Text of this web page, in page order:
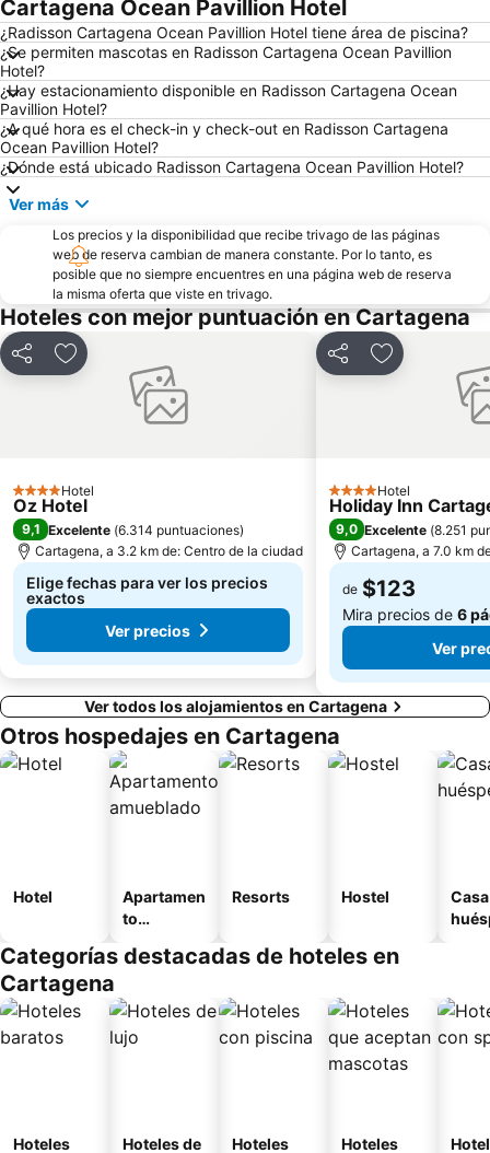
Cartagena Ocean Pavillion Hotel
¿Radisson Cartagena Ocean Pavillion Hotel tiene área de piscina?
¿Se permiten mascotas en Radisson Cartagena Ocean Pavillion
Hotel?
¿Hay estacionamiento disponible en Radisson Cartagena Ocean
Pavillion Hotel?
¿A qué hora es el check-in y check-out en Radisson Cartagena
Ocean Pavillion Hotel?
¿Dónde está ubicado Radisson Cartagena Ocean Pavillion Hotel?
Ver más
Los precios y la disponibilidad que recibe trivago de las páginas
web de reserva cambian de manera constante. Por lo tanto, es
posible que no siempre encuentres en una página web de reserva
la misma oferta que viste en trivago.
Hoteles con mejor puntuación en Cartagena
CompartirAgregar a favoritos
4 Estrellas
Hotel
Oz Hotel
9,1 Excelente (6.314 puntuaciones)
Cartagena, a 3.2 km de: Centro de la ciudad
Elige fechas para ver los precios
exactos
Ver precios
CompartirAgregar a
4 Estrellas
Hotel
Holiday Inn
9,0 Excelente (8.251
Cartagena, a 7.0 km
de $123
Mira precios de 6
Ver
Ver todos los alojamientos en Cartagena
Otros hospedajes en Cartagena
Hotel
Apartamen
to
o
Resorts Hostel
Categorías destacadas de hoteles en
Cartagena
Hoteles
Hoteles de
Hoteles
Hoteles